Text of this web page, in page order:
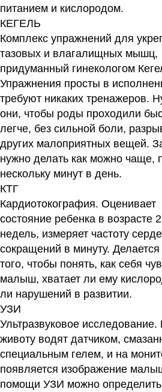
питанием и кислородом.
КЕГЕЛЬ
Комплекс упражнений для
тазовых и влагалищных мышц,
придуманный гинекологом
Упражнения просты в
требуют никаких тренажеров.
они, чтобы роды проходили
легче, без сильной боли,
других малоприятных вещей.
нужно делать как можно чаще,
нескольку минут в день.
КТГ
Кардиотокография. Оценивает
состояние ребенка в возрасте
недель, измеряет частоту
сокращений в минуту.
того, чтобы понять, как себя
малыш, хватает ли ему
ли нарушений в развитии.
УЗИ
Ультразвуковое исследование.
животу водят датчиком,
специальным гелем, и на
появляется изображение
помощи УЗИ можно определить